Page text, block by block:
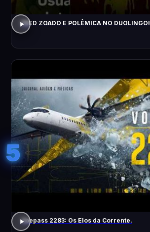
FEED ZOADO E POLÊMICA NO DUOLINGO!
5
Voepass 2283: Os Elos da Corrente.